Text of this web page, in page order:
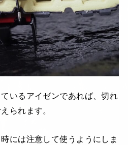
いるアイゼンであれば、切れ
られます。
には注意して使うようにしま